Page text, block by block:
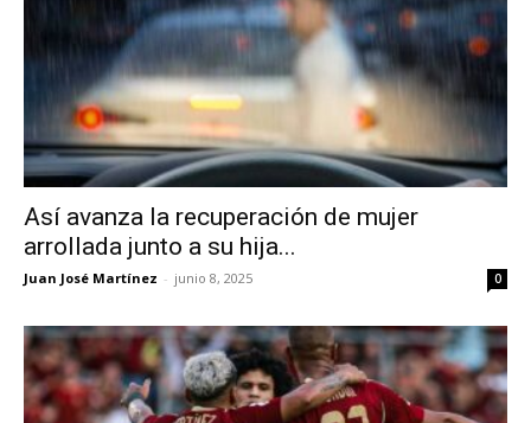
Así avanza la recuperación de mujer
arrollada junto a su hija...
Juan José Martínez - junio 8, 2025 0